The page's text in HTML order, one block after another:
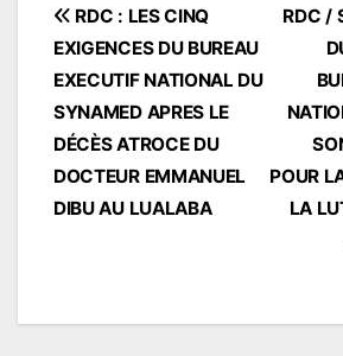
Navigation
de
l’article
RDC /
POUR
LA
RDC : LES CINQ
EXIGENCES DU BUREAU
EXECUTIF NATIONAL DU
SYNAMED APRES LE
DÉCÈS ATROCE DU
DOCTEUR EMMANUEL
DIBU AU LUALABA